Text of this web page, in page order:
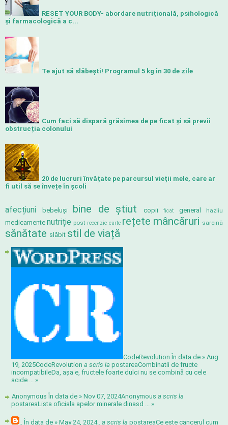
RESET YOUR BODY- abordare nutrițională, psihologică
și farmacologică a c...
Te ajut să slăbeşti! Programul 5 kg în 30 de zile
Cum faci să dispară grăsimea de pe ficat și să previi
obstrucția colonului
20 de lucruri învățate pe parcursul vieții mele, care ar
fi util să se învețe în școli
afecțiuni bebeluși bine de știut copii ficat general hazliu
medicamente nutriție post recenzie carte rețete mâncăruri sarcină
sănătate slăbit stil de viață
CodeRevolution În data de » Aug
19, 2025CodeRevolution a scris la postareaCombinatii de fructe
incompatibileDa, așa e, fructele foarte dulci nu se combină cu cele
acide ... »
Anonymous În data de » Nov 07, 2024Anonymous a scris la
postareaLista oficiala apelor minerale dinasd ... »
.. În data de » May 24, 2024.. a scris la postareaCe este cancerul cum